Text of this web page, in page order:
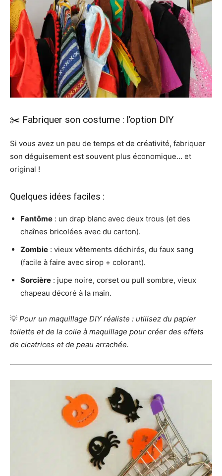
✂️ Fabriquer son costume : l’option DIY
Si vous avez un peu de temps et de créativité, fabriquer
son déguisement est souvent plus économique… et
original !
Quelques idées faciles :
Fantôme : un drap blanc avec deux trous (et des
chaînes bricolées avec du carton).
Zombie : vieux vêtements déchirés, du faux sang
(facile à faire avec sirop + colorant).
Sorcière : jupe noire, corset ou pull sombre, vieux
chapeau décoré à la main.
💡 Pour un maquillage DIY réaliste : utilisez du papier
toilette et de la colle à maquillage pour créer des effets
de cicatrices et de peau arrachée.